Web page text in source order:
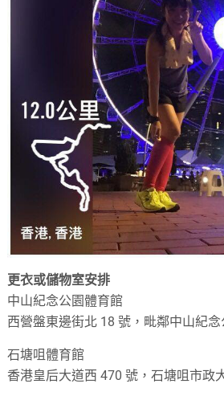
更衣或儲物室安排
中山紀念公園體育館
西營盤東邊街北 18 號，毗鄰中山紀念
石塘咀體育館
香港皇后大道西 470 號，石塘咀市政